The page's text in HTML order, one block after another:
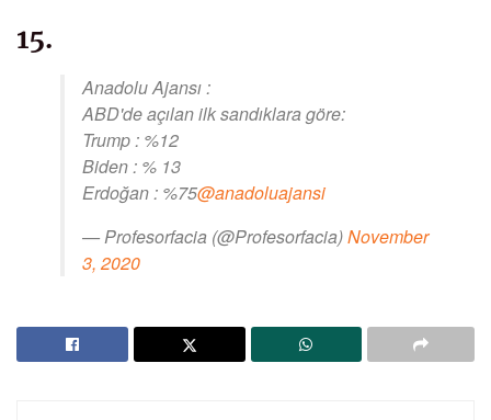
15.
Anadolu Ajansı :
ABD'de açılan ilk sandıklara göre:
Trump : %12
Biden : % 13
Erdoğan : %75@anadoluajansi
— Profesorfacia (@Profesorfacia)November
3, 2020